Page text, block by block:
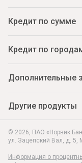
© 2026, ПАО «Норвик
ул. Зацепский Вал, д. 5,
Информация о
Кредит по сумме
Кредит по
Дополнительные
Другие продукты